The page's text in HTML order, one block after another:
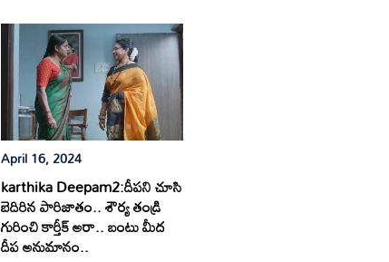
April 16, 2024
karthika Deepam2:దీపని చూసి
బెదిరిన పారిజాతం.. శౌర్య తండ్రి
గురించి కార్తీక్ అరా.. బంటు మీద
దీప అనుమానం..